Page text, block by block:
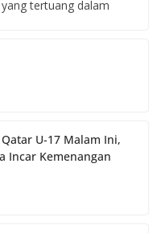
tertuang dalam
U-17 Malam Ini,
Incar Kemenangan